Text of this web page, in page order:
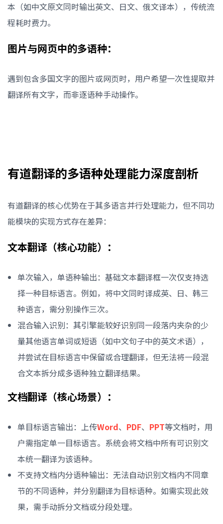
本（如中文原文同时输出英文、日文、俄文译本），传统流
程耗时费力。
图片与网页中的多语种：
遇到包含多国文字的图片或网页时，用户希望一次性提取并
翻译所有文字，而非逐语种手动操作。
有道翻译的多语种处理能力深度剖析
有道翻译的核心优势在于其多语言并行处理能力，但不同功
能模块的实现方式存在差异：
文本翻译（核心功能）：
单次输入，单语种输出：基础文本翻译框一次仅支持选
择一种目标语言。例如，将中文同时译成英、日、韩三
种语言，需分别操作三次。
混合输入识别：其引擎能较好识别同一段落内夹杂的少
量其他语言单词或短语（如中文句子中的英文术语），
并尝试在目标语言中保留或合理翻译，但无法将一段混
合文本拆分成多语种独立翻译结果。
文档翻译（核心场景）：
单目标语言输出：上传Word、 PDF、 PPT等文档时，用
户需指定单一目标语言。系统会将文档中所有可识别文
本统一翻译为该语种。
不支持文档内分语种输出：无法自动识别文档内不同章
节的不同语种，并分别翻译为目标语种。如需实现此效
果，需手动拆分文档或分段处理。